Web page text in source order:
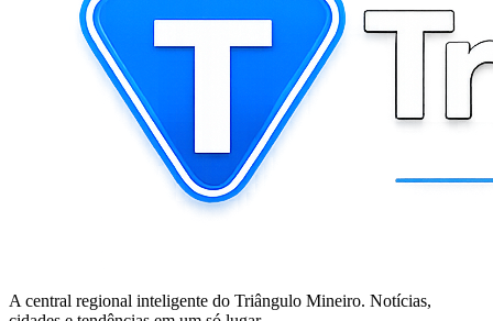
A central regional inteligente do Triângulo Mineiro. Notícias,